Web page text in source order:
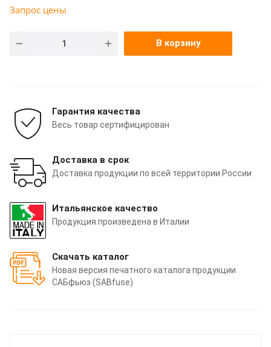
Запрос цены
В корзину
Гарантия качества
Весь товар сертифицирован
Доставка в срок
Доставка продукции по всей территории России
Итальянское качество
Продукция произведена в Италии
Скачать каталог
Новая версия печатного каталога продукции
САБфьюз (SABfuse)